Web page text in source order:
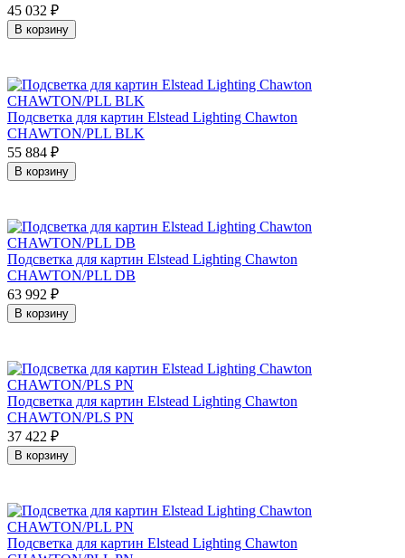
45 032 ₽
В корзину
Подсветка для картин Elstead Lighting Chawton
CHAWTON/PLL BLK
55 884 ₽
В корзину
Подсветка для картин Elstead Lighting Chawton
CHAWTON/PLL DB
63 992 ₽
В корзину
Подсветка для картин Elstead Lighting Chawton
CHAWTON/PLS PN
37 422 ₽
В корзину
Подсветка для картин Elstead Lighting Chawton